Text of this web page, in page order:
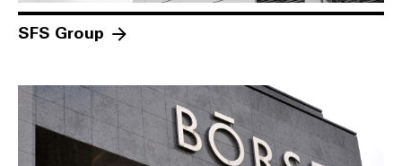
SFS Group